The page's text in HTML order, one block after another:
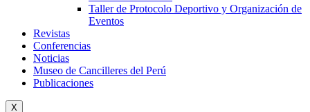
Taller de Protocolo Deportivo y Organización de
Eventos
Revistas
Conferencias
Noticias
Museo de Cancilleres del Perú
Publicaciones
X